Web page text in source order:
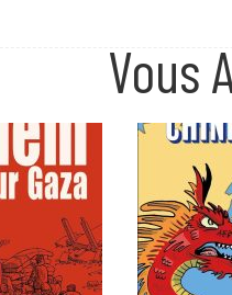
Vous